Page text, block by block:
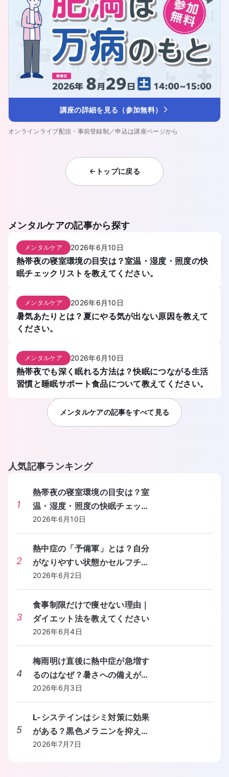
講座の詳細を見る（参加無料）
オンラインライブ配信・事前登録制／申込は講座ページから
トップに戻る
メンタルケアの記事から探す
メンタルケア 2026年6月10日
熱帯夜の寝室環境の目安は？室温・湿度・照度の快
眠チェックリストを教えてください。
メンタルケア 2026年6月10日
暑気あたりとは？夏にやる気が出ない原因を教えて
ください。
メンタルケア 2026年6月10日
熱帯夜でも深く眠れる方法は？快眠につながる生活
習慣と睡眠サポート食品について教えてください。
メンタルケアの記事をすべて見る
人気記事ランキング
1
熱帯夜の寝室環境の目安は？室
温・湿度・照度の快眠チェック
リストを教えてください。
2026年6月10日
2
熱中症の「予備軍」とは？自分
がなりやすい状態かセルフチェ
ックする方法を教えてくださ
い。
2026年6月2日
3
食事制限だけで痩せない理由｜
ダイエット法を教えてください
2026年6月4日
4
梅雨明け直後に熱中症が急増す
るのはなぜ？暑さへの備えが間
に合わないときの対処法を教え
てください。
2026年6月3日
5
L-システインはシミ対策に効果
がある？黒色メラニンを抑える
しくみと食事からの摂り方を教
2026年7月7日